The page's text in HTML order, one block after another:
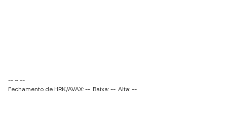
-- ~ --
Fechamento de HRK/AVAX: -- Baixa: -- Alta: --